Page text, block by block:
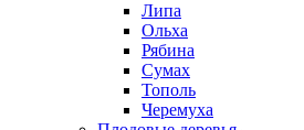
Липа
Ольха
Рябина
Сумах
Тополь
Черемуха